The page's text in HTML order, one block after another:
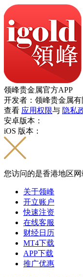
领峰贵金属官方APP
开发者：领峰贵金属有
查看 应用权限与 隐私
安卓版本：
iOS 版本：
您访问的是香港地区
关于领峰
开立账户
快速注资
在线客服
财经日历
MT4下载
APP下载
推广优惠